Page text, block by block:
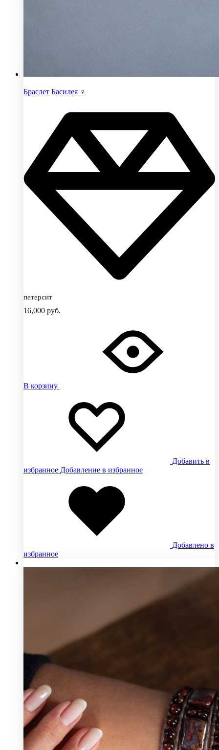
Браслет Басилея ♀
петерсит
16,000 руб.
В корзину
Добавить в
избранное Добавление в избранное
Добавлено в
избранное